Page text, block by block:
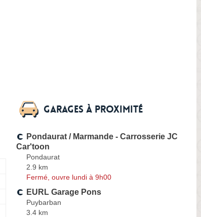
Garages à proximité
Pondaurat / Marmande - Carrosserie JC
Car'toon
Pondaurat
2.9 km
Fermé, ouvre lundi à 9h00
EURL Garage Pons
Puybarban
3.4 km